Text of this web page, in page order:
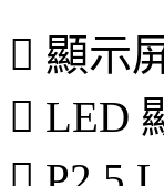
 顯示
 LED